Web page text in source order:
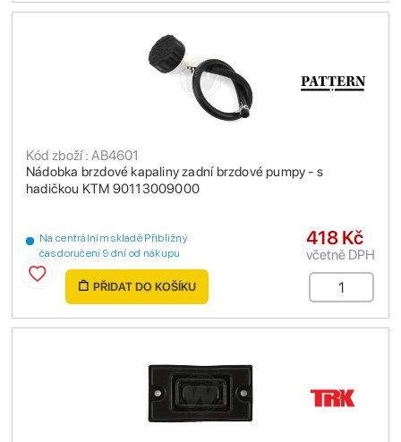
Nádobka brzdové kapaliny zadní brzdové pumpy - s
hadičkou KTM 90113009000
Kód zboží : AB4601
Na centrálním skladě Přibližný
čas doručení 9 dní od nákupu
418 Kč
včetně DPH
PŘIDAT DO KOŠÍKU